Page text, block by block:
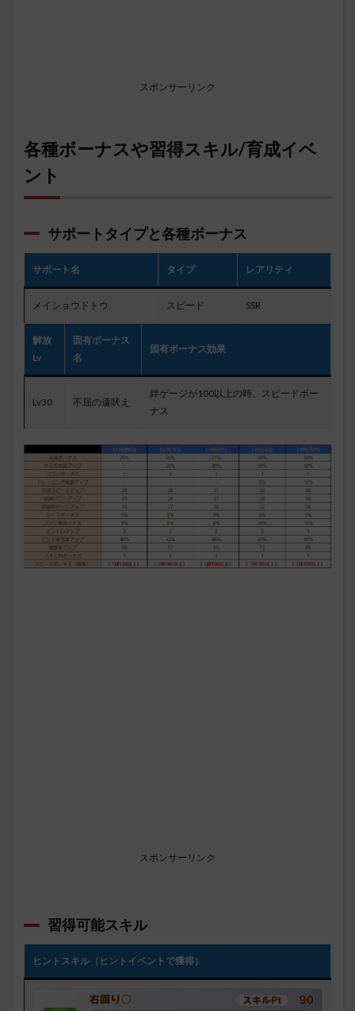
スポンサーリンク
各種ボーナスや習得スキル/育成イベ
ント
サポートタイプと各種ボーナス
サポート名 タイプ レアリティ
メイショウドトウ スピード SSR
解放
Lv
固有ボーナス
名
固有ボーナス効果
Lv30 不屈の遠吠え
絆ゲージが100以上の時、スピードボー
ナス
スポンサーリンク
習得可能スキル
ヒントスキル（ヒントイベントで獲得）